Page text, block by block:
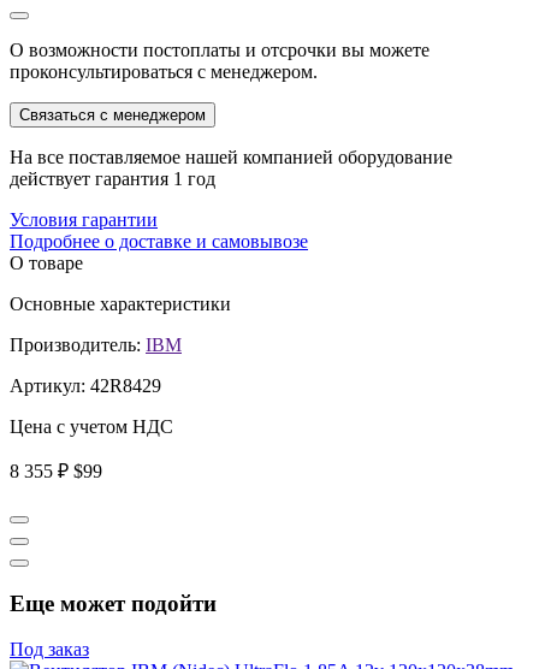
О возможности постоплаты и отсрочки вы можете
проконсультироваться с менеджером.
Связаться с менеджером
На все поставляемое нашей компанией оборудование
действует гарантия 1 год
Условия гарантии
Подробнее о доставке и самовывозе
О товаре
Основные характеристики
Производитель: IBM
Артикул: 42R8429
Цена с учетом НДС
8 355 ₽ $99
Еще может подойти
Под заказ